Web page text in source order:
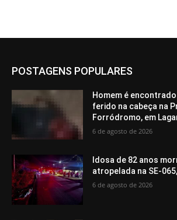
POSTAGENS POPULARES
Homem é
ferido na cabeça na
Forródromo, em
6 de agosto de 2026
Idosa de 82 anos
atropelada na SE-
6 de agosto de 2026